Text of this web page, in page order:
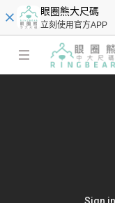
眼圈熊大尺碼
立刻使用官方APP